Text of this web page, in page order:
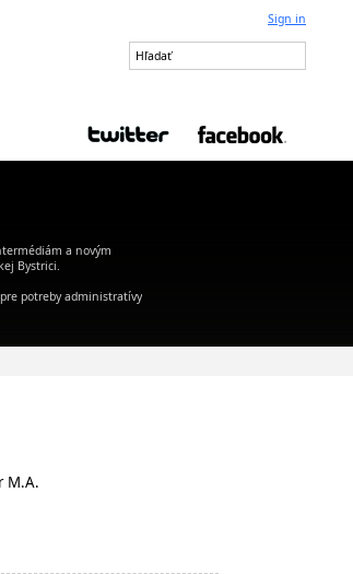
Sign in
a novým
Bystrici.
potreby administratívy
M.A.